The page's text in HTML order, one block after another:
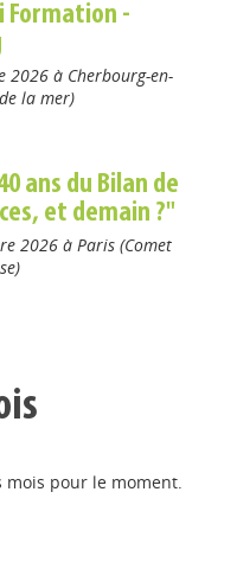
Formation -
2026 à Cherbourg-en-
la mer)
ans du Bilan de
et demain ?"
2026 à Paris (Comet
mois pour le moment.